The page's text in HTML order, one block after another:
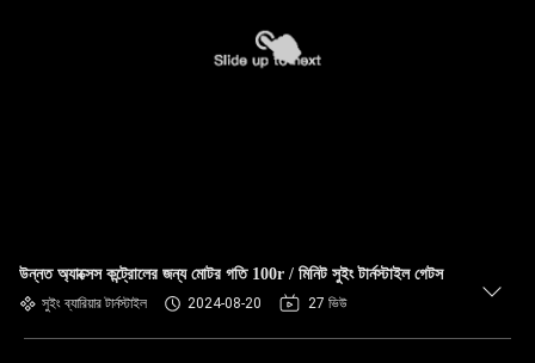
উন্নত অ্যাক্সেস কন্ট্রোলের জন্য মোটর গতি 100r / মিনিট সুইং টার্নস্টাইল গেটস
সুইং ব্যারিয়ার টার্নস্টাইল 2024-08-20 27 ভিউ